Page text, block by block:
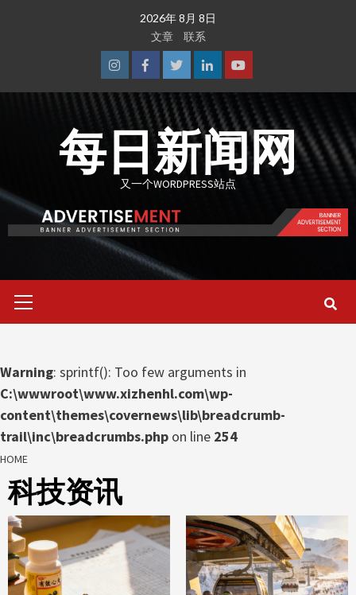
2026年 8月 8日
文章
联系
InstagramFacebook
TwitterLinkedinYoutube
每日新闻网
又一个WORDPRESS站点
Menu
Warning: sprintf(): Too few arguments in
C:\wwwroot\www.xizhenhl.com\wp-
content\themes\covernews\lib\breadcrumb-
trail\inc\breadcrumbs.php on line 254
HOME
科技资讯